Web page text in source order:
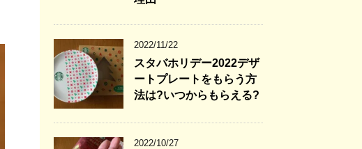
2022/11/22
スタバホリデー2022デザ
ートプレートをもらう方
法は?いつからもらえる?
2022/10/27